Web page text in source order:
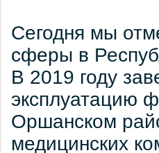
Сегодня мы
сферы в
В 2019 году
эксплуатацию
Оршанском
медицинских